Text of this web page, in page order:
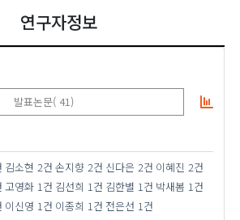
연구자정보
발표논문( 41)
김소현 2건 손지향 2건 신다은 2건 이혜진 2건
고영화 1건 김선희 1건 김한별 1건 박새봄 1건
이신영 1건 이종희 1건 전은선 1건